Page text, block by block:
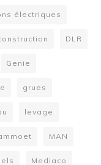
électriques
DLR
Genie
grues
levage
MAN
Mediaco